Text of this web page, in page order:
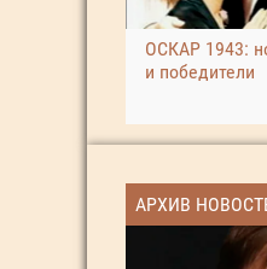
ОСКАР 1943:
и победители
АРХИВ